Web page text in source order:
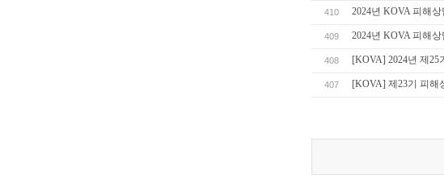
410 2024년 KOVA 피해
409 2024년 KOVA 피해
408 [KOVA] 2024년 제
407 [KOVA] 제23기 피해